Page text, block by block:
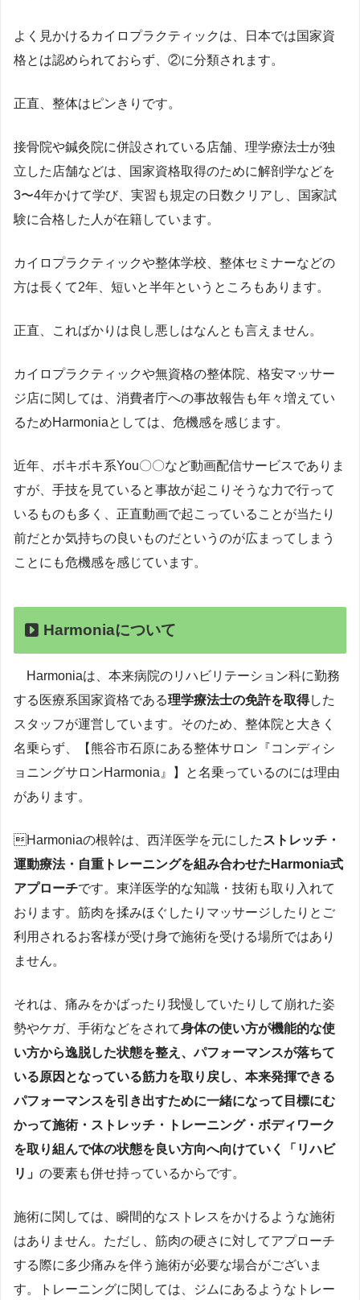
よく見かけるカイロプラクティックは、日本では国家資
格とは認められておらず、②に分類されます。
正直、整体はピンきりです。
接骨院や鍼灸院に併設されている店舗、理学療法士が独
立した店舗などは、国家資格取得のために解剖学などを
3〜4年かけて学び、実習も規定の日数クリアし、国家試
験に合格した人が在籍しています。
カイロプラクティックや整体学校、整体セミナーなどの
方は長くて2年、短いと半年というところもあります。
正直、こればかりは良し悪しはなんとも言えません。
カイロプラクティックや無資格の整体院、格安マッサー
ジ店に関しては、消費者庁への事故報告も年々増えてい
るためHarmoniaとしては、危機感を感じます。
近年、ボキボキ系You〇〇など動画配信サービスでありま
すが、手技を見ていると事故が起こりそうな力で行って
いるものも多く、正直動画で起こっていることが当たり
前だとか気持ちの良いものだというのが広まってしまう
ことにも危機感を感じています。
Harmoniaについて
Harmoniaは、本来病院のリハビリテーション科に勤務
する医療系国家資格である理学療法士の免許を取得した
スタッフが運営しています。そのため、整体院と大きく
名乗らず、【熊谷市石原にある整体サロン『コンディシ
ョニングサロンHarmonia』】と名乗っているのには理由
があります。
Harmoniaの根幹は、西洋医学を元にした ストレッチ・
運動療法・自重トレーニングを組み合わせたHarmonia式
アプローチです。東洋医学的な知識・技術も取り入れて
おります。筋肉を揉みほぐしたりマッサージしたりとご
利用されるお客様が受け身で施術を受ける場所ではあり
ません。
それは、痛みをかばったり我慢していたりして崩れた姿
勢やケガ、手術などをされて身体の使い方が機能的な使
い方から逸脱した状態を整え、パフォーマンスが落ちて
いる原因となっている筋力を取り戻し、本来発揮できる
パフォーマンスを引き出すために一緒になって目標にむ
かって施術・ストレッチ・トレーニング・ボディワーク
を取り組んで体の状態を良い方向へ向けていく「リハビ
リ」 の要素も併せ持っているからです。
施術に関しては、瞬間的なストレスをかけるような施術
はありません。ただし、筋肉の硬さに対してアプローチ
する際に多少痛みを伴う施術が必要な場合がございま
す。トレーニングに関しては、ジムにあるようなトレー